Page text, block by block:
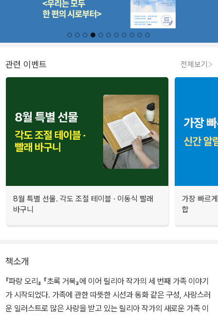
관련 이벤트 전체보기
8월 특별 선물. 각도 조절 테이블 · 이동식 빨래
바구니
가장 빠르
합
책소개
『파랑 오리』 『초록 거북』에 이어 릴리아 작가의 세 번째 가족 이야기
가 시작되었다. 가족에 관한 따뜻한 시선과 동화 같은 구성, 사랑스러
운 일러스트로 많은 사랑을 받고 있는 릴리아 작가의 새로운 가족 이